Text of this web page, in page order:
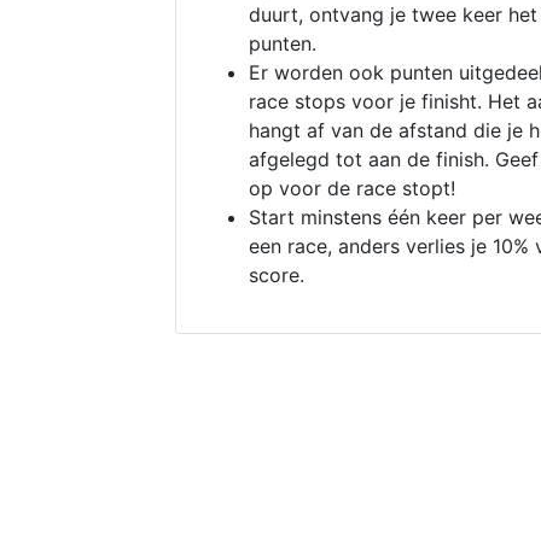
duurt, ontvang je twee keer
punten.
Er worden ook punten
race stops voor je finisht. Het
hangt af van de afstand die je
afgelegd tot aan de finish.
op voor de race stopt!
Start minstens één keer per
een race, anders verlies je 10%
score.